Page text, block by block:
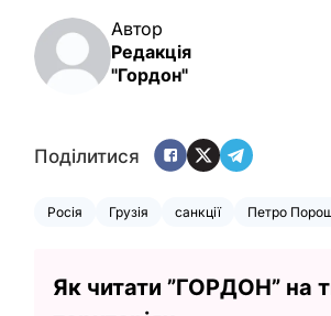
Автор
Редакція
"Гордон"
Поділитися
Росія Грузія санкції Петро
Як читати ”ГОРДОН” на